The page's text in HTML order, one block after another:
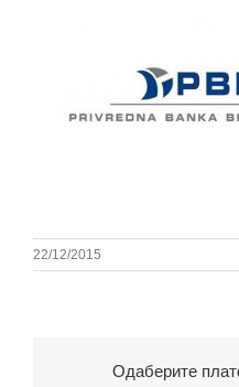
22/12/2015
Одаберите